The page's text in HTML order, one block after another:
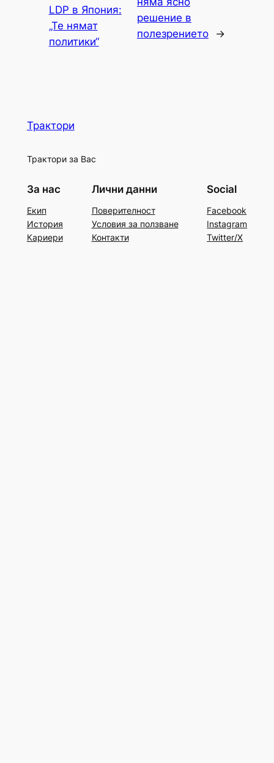
LDP в Япония:
„Те нямат
политики“
решение в
полезрението
→
Трактори
Трактори за Вас
За нас
Екип
История
Кариери
Лични данни
Поверителност
Условия за ползване
Контакти
Social
Facebook
Instagram
Twitter/X